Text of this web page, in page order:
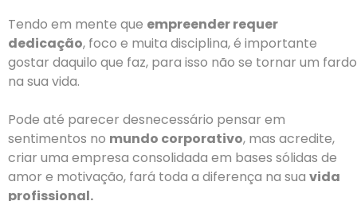
Tendo em mente que empreender requer
dedicação, foco e muita disciplina, é importante
gostar daquilo que faz, para isso não se tornar um fardo
na sua vida.
Pode até parecer desnecessário pensar em
sentimentos no mundo corporativo, mas acredite,
criar uma empresa consolidada em bases sólidas de
amor e motivação, fará toda a diferença na sua vida
profissional.